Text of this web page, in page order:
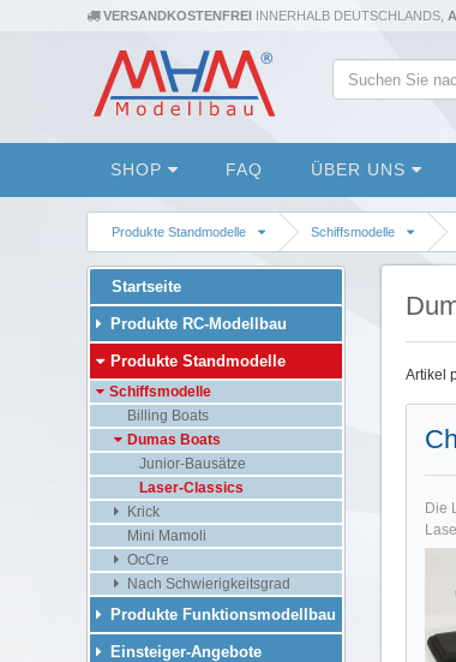
VERSANDKOSTENFREI INNERHALB DEUTSCHLANDS,
SHOP FAQ ÜBER UNS
Produkte Standmodelle Schiffsmodelle
Artikel
Die
Startseite
Produkte RC-Modellbau
Produkte Standmodelle
Schiffsmodelle
Billing Boats
Dumas Boats
Junior-Bausätze
Laser-Classics
Krick
Mini Mamoli
OcCre
Nach Schwierigkeitsgrad
Produkte Funktionsmodellbau
Einsteiger-Angebote